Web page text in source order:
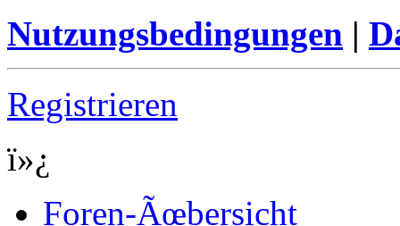
Nutzungsbedingungen |
Registrieren
ï»¿
Foren-Ãœbersicht